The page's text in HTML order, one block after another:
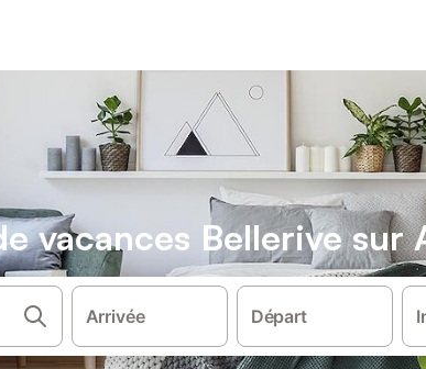
vacances Bellerive sur
Arrivée Départ